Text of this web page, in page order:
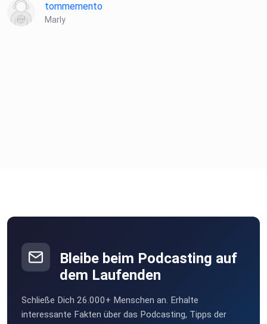
tommemento
Marly
Bleibe beim Podcasting auf
dem Laufenden
Schließe Dich 26.000+ Menschen an. Erhalte
interessante Fakten über das Podcasting, Tipps der